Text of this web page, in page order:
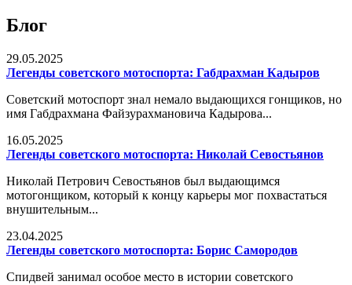
Блог
29.05.2025
Легенды советского мотоспорта: Габдрахман Кадыров
Советский мотоспорт знал немало выдающихся гонщиков, но
имя Габдрахмана Файзурахмановича Кадырова...
16.05.2025
Легенды советского мотоспорта: Николай Севостьянов
Николай Петрович Севостьянов был выдающимся
мотогонщиком, который к концу карьеры мог похвастаться
внушительным...
23.04.2025
Легенды советского мотоспорта: Борис Самородов
Спидвей занимал особое место в истории советского